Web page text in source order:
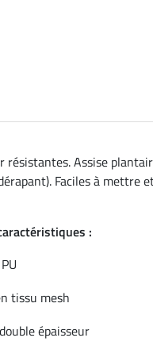
résistantes. Assise
Faciles à mettre
:
tissu mesh
épaisseur